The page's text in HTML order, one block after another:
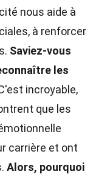
nous aide à
à renforcer
Saviez-vous
les
incroyable,
que les
carrière et ont
Alors, pourquoi